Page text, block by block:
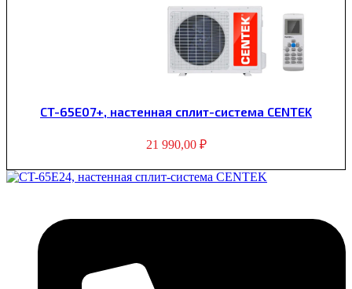
CT-65E07+, настенная сплит-система CENTEK
21 990,00 ₽